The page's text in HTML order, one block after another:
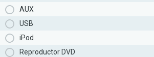
AUX
USB
iPod
Reproductor DVD